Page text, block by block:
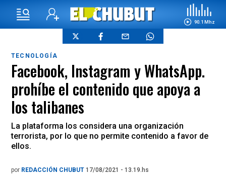
90.1 Mhz
TECNOLOGÍA
Facebook, Instagram y WhatsApp.
prohíbe el contenido que apoya a
los talibanes
La plataforma los considera una organización
terrorista, por lo que no permite contenido a favor de
ellos.
por REDACCIÓN CHUBUT 17/08/2021 - 13.19.hs